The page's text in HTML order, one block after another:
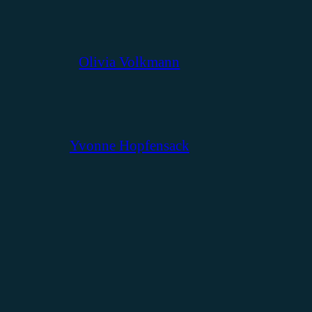
Olivia Volkmann
Yvonne Hopfensack